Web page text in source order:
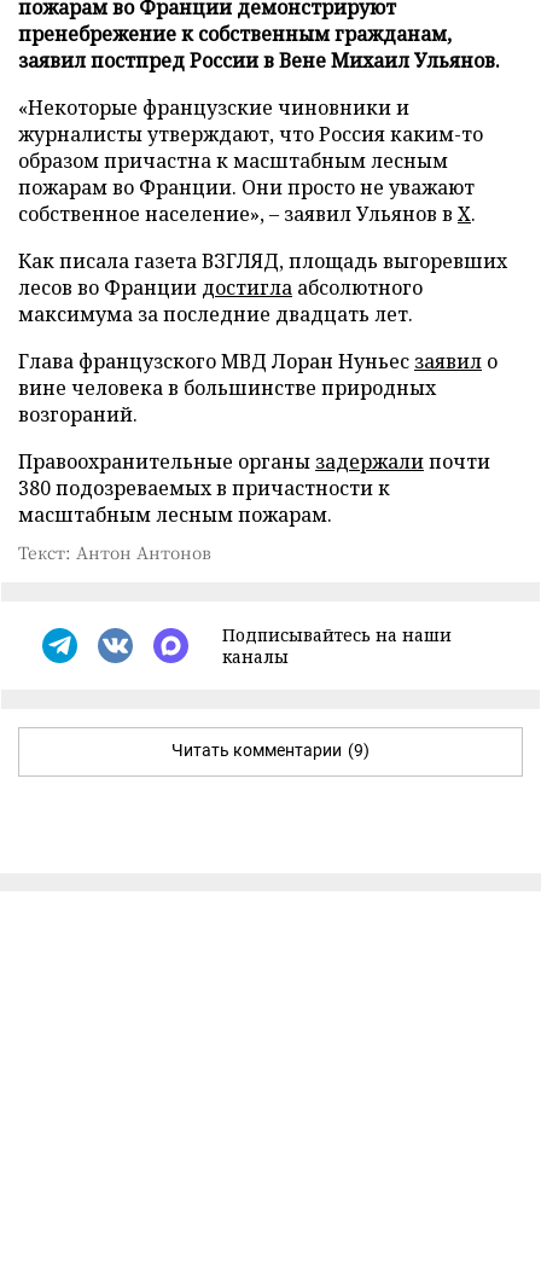
пожарам во Франции демонстрируют
пренебрежение к собственным гражданам,
заявил постпред России в Вене Михаил Ульянов.
«Некоторые французские чиновники и
журналисты утверждают, что Россия каким-то
образом причастна к масштабным лесным
пожарам во Франции. Они просто не уважают
собственное население», – заявил Ульянов в X.
Как писала газета ВЗГЛЯД, площадь выгоревших
лесов во Франции достигла абсолютного
максимума за последние двадцать лет.
Глава французского МВД Лоран Нуньес заявил о
вине человека в большинстве природных
возгораний.
Правоохранительные органы задержалипочти
380 подозреваемых в причастности к
масштабным лесным пожарам.
Текст: Антон Антонов
Подписывайтесь на наши
каналы
Читать комментарии (9)